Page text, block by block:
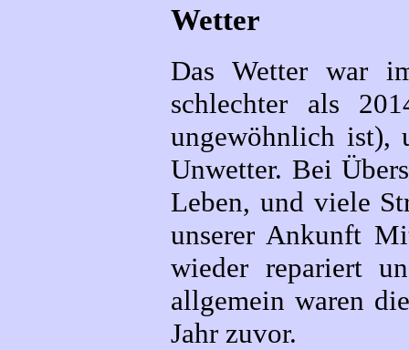
Wetter
Das Wetter war
schlechter als
ungewöhnlich ist),
Unwetter. Bei
Leben, und viele
unserer Ankunft
wieder repariert
allgemein waren
Jahr zuvor.